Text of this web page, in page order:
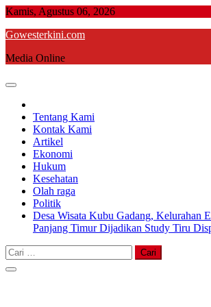
Skip
content
Kamis, Agustus 06, 2026
Gowesterkini.com
Media Online
Tentang Kami
Kontak Kami
Artikel
Ekonomi
Hukum
Kesehatan
Olah raga
Politik
Desa Wisata Kubu Gadang, Kelurahan
Panjang Timur Dijadikan Study Tiru
Cari
untuk: